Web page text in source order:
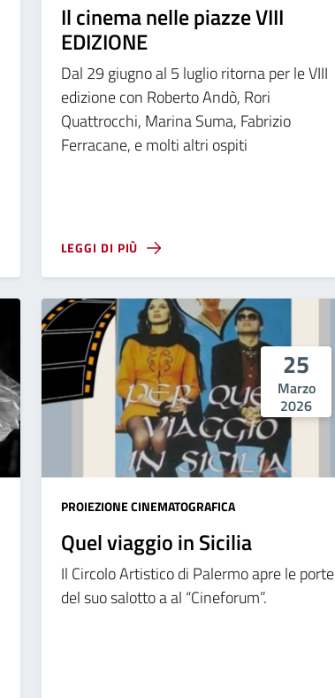
Il cinema nelle piazze VIII
EDIZIONE
Dal 29 giugno al 5 luglio ritorna per le VIII
edizione con Roberto Andò, Rori
Quattrocchi, Marina Suma, Fabrizio
Ferracane, e molti altri ospiti
LEGGI DI PIÙ
25
Marzo
2026
PROIEZIONE CINEMATOGRAFICA
Quel viaggio in Sicilia
Il Circolo Artistico di Palermo apre le porte
del suo salotto a al “Cineforum”.